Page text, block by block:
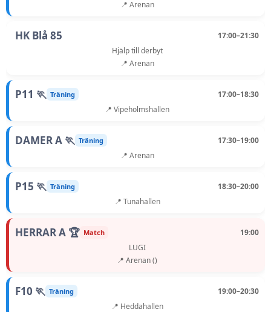
📍 Arenan
HK Blå 85
17:00–21:30
Hjälp till derbyt
📍 Arenan
P11 🏃 Träning
17:00–18:30
📍 Vipeholmshallen
DAMER A 🏃 Träning
17:30–19:00
📍 Arenan
P15 🏃 Träning
18:30–20:00
📍 Tunahallen
HERRAR A 🏆 Match
19:00
LUGI
📍 Arenan ()
F10 🏃 Träning
19:00–20:30
📍 Heddahallen